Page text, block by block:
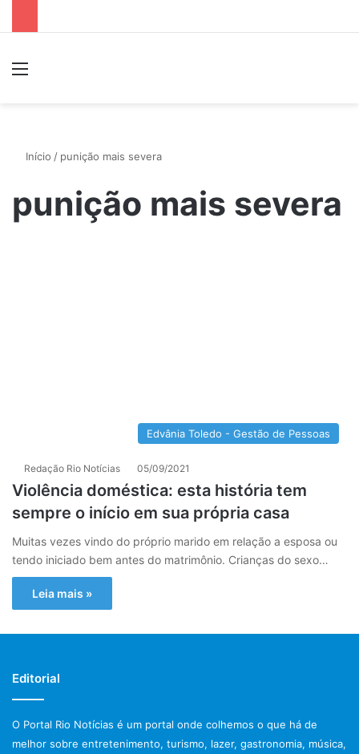
Início / punição mais severa
punição mais severa
Edvânia Toledo - Gestão de Pessoas
Redação Rio Notícias 05/09/2021
Violência doméstica: esta história tem
sempre o início em sua própria casa
Muitas vezes vindo do próprio marido em relação a esposa ou
tendo iniciado bem antes do matrimônio. Crianças do sexo…
Leia mais »
Editorial
O Portal Rio Notícias é um portal onde colhemos o que há de
melhor sobre entretenimento, turismo, lazer, gastronomia, música,